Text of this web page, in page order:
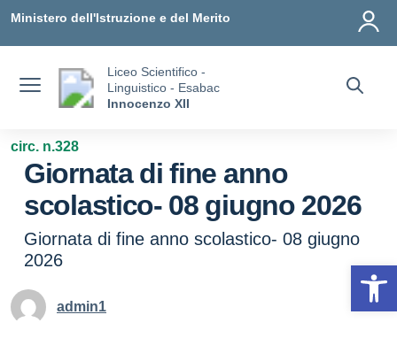
Ministero dell'Istruzione e del Merito
Liceo Scientifico -
Linguistico - Esabac
Innocenzo XII
circ. n.328
Giornata di fine anno
scolastico- 08 giugno 2026
Giornata di fine anno scolastico- 08 giugno
2026
admin1